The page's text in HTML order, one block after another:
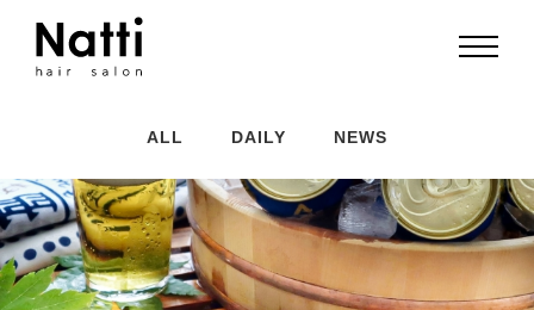
ALL DAILY NEWS